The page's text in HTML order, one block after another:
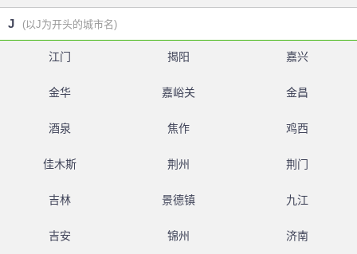
J (以J为开头的城市名)
江门 揭阳 嘉兴
金华 嘉峪关 金昌
酒泉 焦作 鸡西
佳木斯 荆州 荆门
吉林 景德镇 九江
吉安 锦州 济南